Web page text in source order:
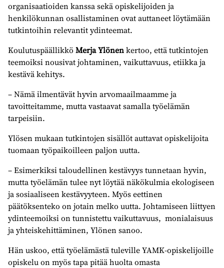
organisaatioiden kanssa sekä opiskelijoiden ja
henkilökunnan osallistaminen ovat auttaneet löytämään
tutkintoihin relevantit ydinteemat.
Koulutuspäällikkö Merja Ylönenkertoo, että tutkintojen
teemoiksi nousivat johtaminen, vaikuttavuus, etiikka ja
kestävä kehitys.
– Nämä ilmentävät hyvin arvomaailmaamme ja
tavoitteitamme, mutta vastaavat samalla työelämän
tarpeisiin.
Ylösen mukaan tutkintojen sisällöt auttavat opiskelijoita
tuomaan työpaikoilleen paljon uutta.
– Esimerkiksi taloudellinen kestävyys tunnetaan hyvin,
mutta työelämän tulee nyt löytää näkökulmia ekologiseen
ja sosiaaliseen kestävyyteen. Myös eettinen
päätöksenteko on jotain melko uutta. Johtamiseen liittyen
ydinteemoiksi on tunnistettu vaikuttavuus, monialaisuus
ja yhteiskehittäminen, Ylönen sanoo.
Hän uskoo, että työelämästä tuleville YAMK-opiskelijoille
opiskelu on myös tapa pitää huolta omasta